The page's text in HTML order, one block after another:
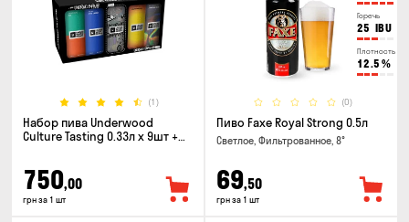
(1)
Набор пива Underwood
Culture Tasting 0.33л x 9шт +
750,00
грн за 1 шт
Горечь
25 IBU
Плотность
12.5 %
(0)
Пиво Faxe Royal Strong 0.5л
Светлое, Фильтрованное, 8°
69,50
грн за 1 шт